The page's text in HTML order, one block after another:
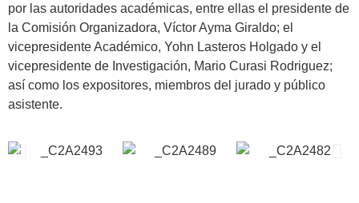
por las autoridades académicas, entre ellas el presidente de
la Comisión Organizadora, Víctor Ayma Giraldo; el
vicepresidente Académico, Yohn Lasteros Holgado y el
vicepresidente de Investigación, Mario Curasi Rodriguez;
así como los expositores, miembros del jurado y público
asistente.